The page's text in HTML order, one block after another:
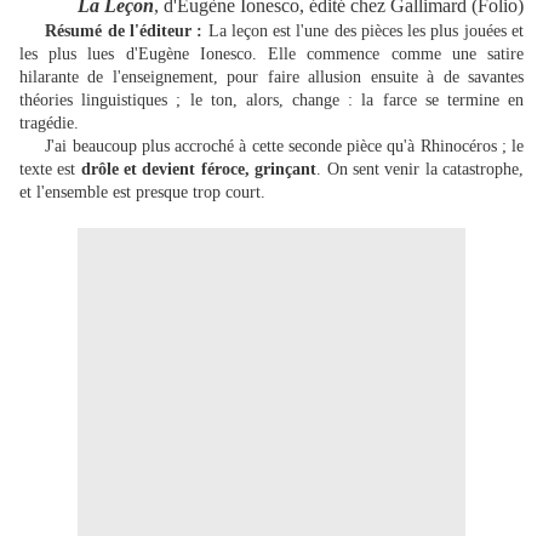
La Leçon, d'Eugène Ionesco, édité chez Gallimard (Folio)
Résumé de l'éditeur : La leçon est l'une des pièces les plus jouées et
les plus lues d'Eugène Ionesco. Elle commence comme une satire
hilarante de l'enseignement, pour faire allusion ensuite à de savantes
théories linguistiques ; le ton, alors, change : la farce se termine en
tragédie.
J'ai beaucoup plus accroché à cette seconde pièce qu'à Rhinocéros ; le
texte est drôle et devient féroce, grinçant. On sent venir la catastrophe,
et l'ensemble est presque trop court.